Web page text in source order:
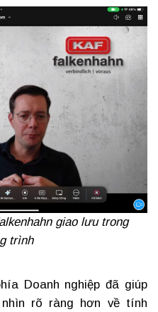
giao lưu trong
trình
Doanh nghiệp đã giúp
rõ ràng hơn về tính